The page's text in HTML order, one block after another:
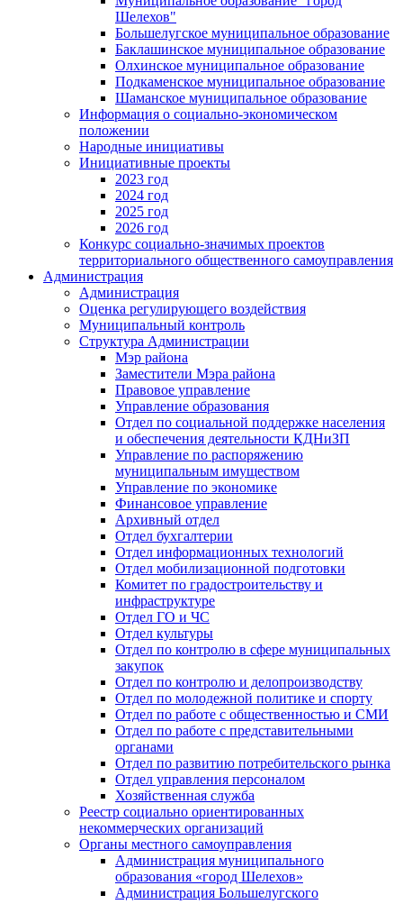
Шелехов"
Большелугское муниципальное образование
Баклашинское муниципальное образование
Олхинское муниципальное образование
Подкаменское муниципальное образование
Шаманское муниципальное образование
Информация о социально-экономическом
положении
Народные инициативы
Инициативные проекты
2023 год
2024 год
2025 год
2026 год
Конкурс социально-значимых проектов
территориального общественного самоуправления
Администрация
Администрация
Оценка регулирующего воздействия
Муниципальный контроль
Структура Администрации
Мэр района
Заместители Мэра района
Правовое управление
Управление образования
Отдел по социальной поддержке населения
и обеспечения деятельности КДНиЗП
Управление по распоряжению
муниципальным имуществом
Управление по экономике
Финансовое управление
Архивный отдел
Отдел бухгалтерии
Отдел информационных технологий
Отдел мобилизационной подготовки
Комитет по градостроительству и
инфраструктуре
Отдел ГО и ЧС
Отдел культуры
Отдел по контролю в сфере муниципальных
закупок
Отдел по контролю и делопроизводству
Отдел по молодежной политике и спорту
Отдел по работе с общественностью и СМИ
Отдел по работе с представительными
органами
Отдел по развитию потребительского рынка
Отдел управления персоналом
Хозяйственная служба
Реестр социально ориентированных
некоммерческих организаций
Органы местного самоуправления
Администрация муниципального
образования «город Шелехов»
Администрация Большелугского